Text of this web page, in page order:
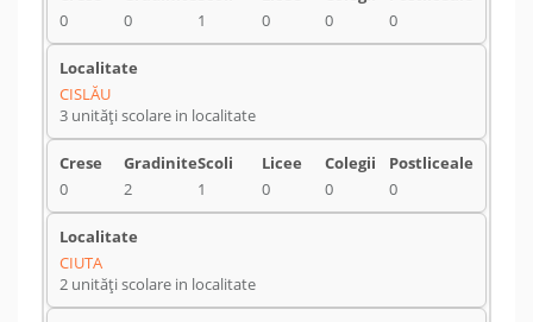
0 0 1 0 0 0
CISLĂU
3 unități scolare in localitate
0 2 1 0 0 0
CIUTA
2 unități scolare in localitate